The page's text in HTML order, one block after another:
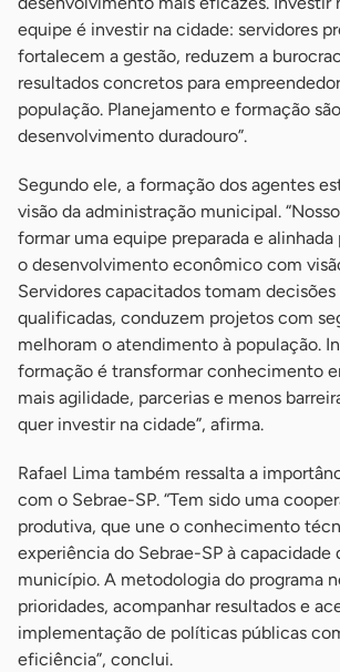
equipe é investir na cidade: servidores
fortalecem a gestão, reduzem a
resultados concretos para
população. Planejamento e formação
desenvolvimento duradouro”.
Segundo ele, a formação dos agentes
visão da administração municipal.
formar uma equipe preparada e alinhada
o desenvolvimento econômico com
Servidores capacitados tomam decisões
qualificadas, conduzem projetos com
melhoram o atendimento à população.
formação é transformar conhecimento
mais agilidade, parcerias e menos
quer investir na cidade”, afirma.
Rafael Lima também ressalta a
com o Sebrae-SP. “Tem sido uma
produtiva, que une o conhecimento
experiência do Sebrae-SP à capacidade
município. A metodologia do programa
prioridades, acompanhar resultados e
implementação de políticas públicas
eficiência”, conclui.